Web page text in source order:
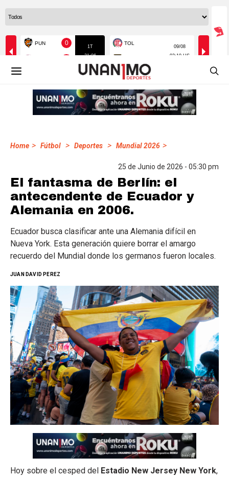
Home > Fútbol > Deportes > Mundial 2026 >
25 de Junio de 2026 - 05:30 pm
El fantasma de Berlín: el
antecendente de Ecuador y
Alemania en 2006.
Ecuador busca clasificar ante una Alemania difícil en
Nueva York. Esta generación quiere borrar el amargo
recuerdo del Mundial donde los germanos fueron locales.
JUAN DAVID PEREZ
Hoy sobre el cesped del Estadio New Jersey New York,